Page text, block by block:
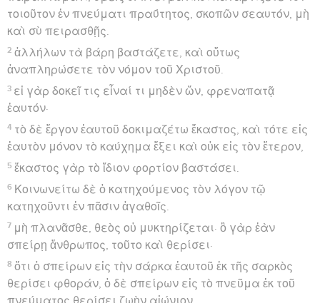
τοιοῦτον ἐν πνεύματι πραΰτητος, σκοπῶν σεαυτόν, μὴ
καὶ σὺ πειρασθῇς.
2 ἀλλήλων τὰ βάρη βαστάζετε, καὶ οὕτως
ἀναπληρώσετε τὸν νόμον τοῦ Χριστοῦ.
3 εἰ γὰρ δοκεῖ τις εἶναί τι μηδὲν ὤν, φρεναπατᾷ
ἑαυτόν·
4 τὸ δὲ ἔργον ἑαυτοῦ δοκιμαζέτω ἕκαστος, καὶ τότε εἰς
ἑαυτὸν μόνον τὸ καύχημα ἕξει καὶ οὐκ εἰς τὸν ἕτερον,
5 ἕκαστος γὰρ τὸ ἴδιον φορτίον βαστάσει.
6 Κοινωνείτω δὲ ὁ κατηχούμενος τὸν λόγον τῷ
κατηχοῦντι ἐν πᾶσιν ἀγαθοῖς.
7 μὴ πλανᾶσθε, θεὸς οὐ μυκτηρίζεται· ὃ γὰρ ἐὰν
σπείρῃ ἄνθρωπος, τοῦτο καὶ θερίσει·
8 ὅτι ὁ σπείρων εἰς τὴν σάρκα ἑαυτοῦ ἐκ τῆς σαρκὸς
θερίσει φθοράν, ὁ δὲ σπείρων εἰς τὸ πνεῦμα ἐκ τοῦ
πνεύματος θερίσει ζωὴν αἰώνιον.